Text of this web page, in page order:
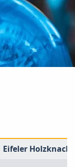
Eifeler